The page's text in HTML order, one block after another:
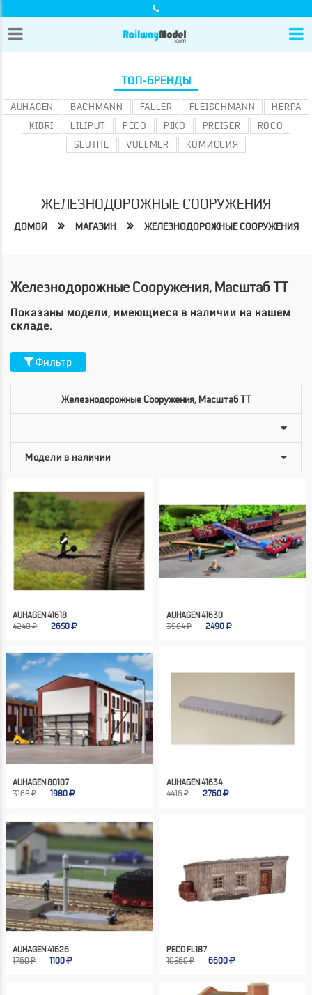
ТОП-БРЕНДЫ
AUHAGEN BACHMANN FALLER FLEISCHMANN
HERPA
KIBRI
LILIPUT PECO PIKO PREISER
ROCO
SEUTHE
VOLLMER КОМИССИЯ
ЖЕЛЕЗНОДОРОЖНЫЕ СООРУЖЕНИЯ
ДОМОЙ МАГАЗИН ЖЕЛЕЗНОДОРОЖНЫЕ СООРУЖЕНИЯ
Железнодорожные Сооружения, Масштаб TT
Показаны модели, имеющиеся в наличии на нашем
складе.
Фильтр
Железнодорожные Сооружения, Масштаб TT
AUHAGEN 41618
4240 ₽
2650
AUHAGEN 41630
3984 ₽
2490
AUHAGEN 80107
3168 ₽
1980
AUHAGEN 41634
4416 ₽
2760
AUHAGEN 41626
1760 ₽
1100
PECO FL187
10560 ₽
6600